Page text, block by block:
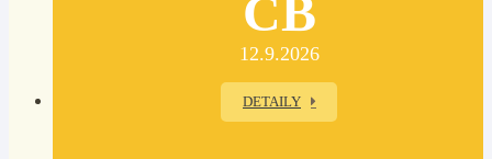
ČB
12.9.2026
DETAILY